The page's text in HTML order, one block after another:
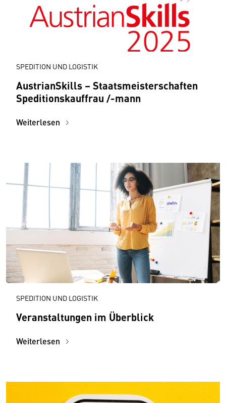
SPEDITION UND LOGISTIK
AustrianSkills – Staatsmeisterschaften
Speditionskauffrau /-mann
Weiterlesen
SPEDITION UND LOGISTIK
Veranstaltungen im Überblick
Weiterlesen